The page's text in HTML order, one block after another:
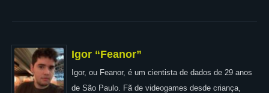
Igor “Feanor”
Igor, ou Feanor, é um cientista de dados de 29 anos
de São Paulo. Fã de videogames desde criança,